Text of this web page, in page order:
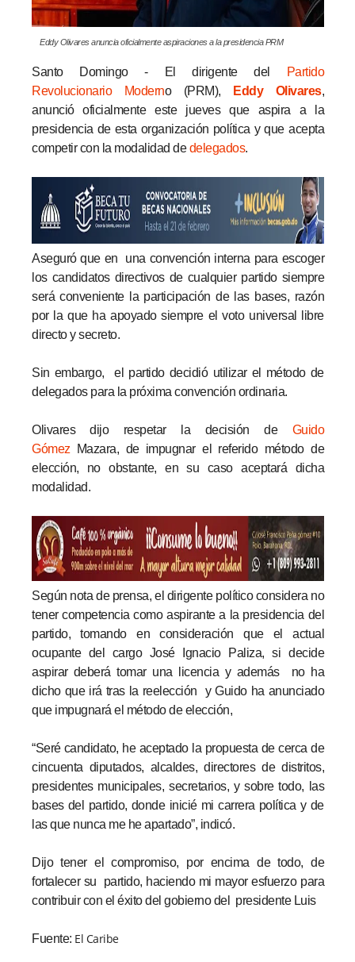
Eddy Olivares anuncia oficialmente aspiraciones a la presidencia PRM
Santo Domingo - El dirigente del
Partido
Revolucionario Moderno (PRM), Eddy Olivares,
anunció oficialmente este jueves que aspira a la
presidencia de esta organización política y que acepta
competir con la modalidad dedelegados.
Aseguró que en una convención interna para escoger
los candidatos directivos de cualquier partido siempre
será conveniente la participación de las bases, razón
por la que ha apoyado siempre el voto universal libre
directo y secreto.
Sin embargo, el partido decidió utilizar el método de
delegados para la próxima convención ordinaria.
Olivares dijo respetar la decisión de Guido
Gómez Mazara, de impugnar el referido método de
elección, no obstante, en su caso aceptará dicha
modalidad.
Según nota de prensa, el dirigente político considera no
tener competencia como aspirante a la presidencia del
partido, tomando en consideración que el actual
ocupante del cargo José Ignacio Paliza, si decide
aspirar deberá tomar una licencia y además no ha
dicho que irá tras la reelección y Guido ha anunciado
que impugnará el método de elección,
“Seré candidato, he aceptado la propuesta de cerca de
cincuenta diputados, alcaldes, directores de distritos,
presidentes municipales, secretarios, y sobre todo, las
bases del partido, donde inicié mi carrera política y de
las que nunca me he apartado”, indicó.
Dijo tener el compromiso, por encima de todo, de
fortalecer su partido, haciendo mi mayor esfuerzo para
contribuir con el éxito del gobierno del presidente Luis
Fuente: El Caribe